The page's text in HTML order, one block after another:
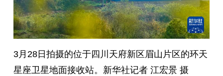
3月28日拍摄的位于四川天府新区眉山片区的环天
星座卫星地面接收站。新华社记者 江宏景 摄